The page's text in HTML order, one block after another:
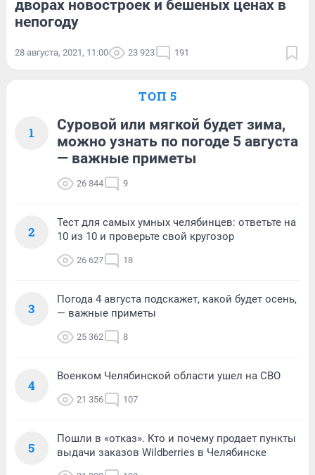
дворах новостроек и бешеных ценах в
непогоду
28 августа, 2021, 11:00 23 923 191
ТОП 5
1
Суровой или мягкой будет зима,
можно узнать по погоде 5 августа
— важные приметы
26 844 9
2
Тест для самых умных челябинцев: ответьте на
10 из 10 и проверьте свой кругозор
26 627 18
3
Погода 4 августа подскажет, какой будет осень,
— важные приметы
25 362 8
4
Военком Челябинской области ушел на СВО
21 356 107
5
Пошли в «отказ». Кто и почему продает пункты
выдачи заказов Wildberries в Челябинске